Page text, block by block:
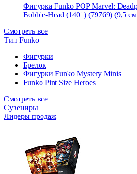
Фигурка Funko POP Marvel:
Bobble-Head (1401) (79769) (9,5
Смотреть все
Тип Funko
Фигурки
Брелок
Фигурки Funko Mystery Minis
Funko Pint Size Heroes
Смотреть все
Сувениры
Лидеры продаж